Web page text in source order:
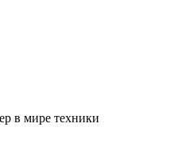
в мире техники